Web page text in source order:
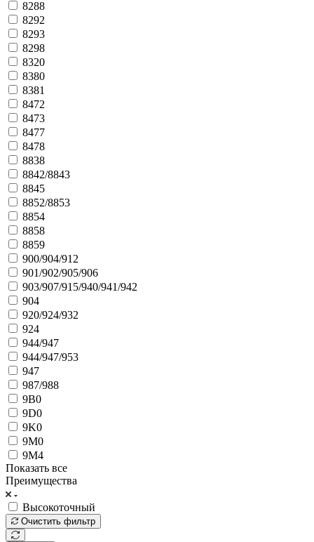
8288
8292
8293
8298
8320
8380
8381
8472
8473
8477
8478
8838
8842/8843
8845
8852/8853
8854
8858
8859
900/904/912
901/902/905/906
903/907/915/940/941/942
904
920/924/932
924
944/947
944/947/953
947
987/988
9B0
9D0
9K0
9M0
9M4
Показать все
Преимущества
Высокоточный
Очистить фильтр